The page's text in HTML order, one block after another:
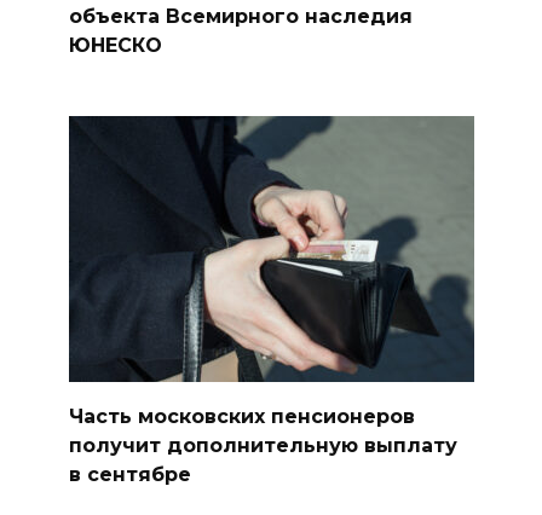
объекта Всемирного наследия
ЮНЕСКО
Часть московских пенсионеров
получит дополнительную выплату
в сентябре